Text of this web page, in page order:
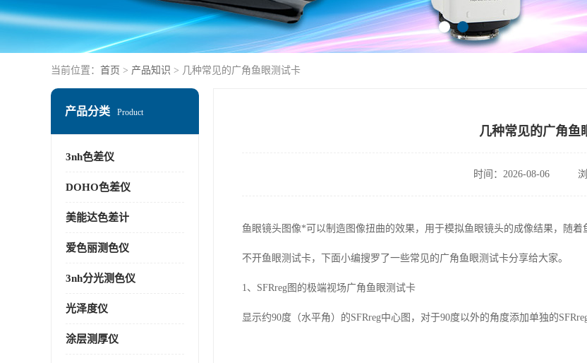
当前位置： 首页 > 产品知识 > 几种常见的广角鱼眼测试卡
产品分类 Product
3nh色差仪
DOHO色差仪
美能达色差计
爱色丽测色仪
3nh分光测色仪
光泽度仪
涂层测厚仪
几种常见的广角鱼
时间：2026-08-06
鱼眼镜头图像*可以制造图像扭曲的效果，用于模拟鱼眼镜头的成像结果，随
不开鱼眼测试卡，下面小编搜罗了一些常见的广角鱼眼测试卡分享给大家。
1、 SFRreg图的极端视场广角鱼眼测试卡
显示约90度（水平角）的SFRreg中心图，对于90度以外的角度添加单独的